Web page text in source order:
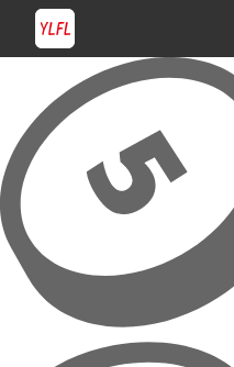
Hoppa till huvudinnehåll